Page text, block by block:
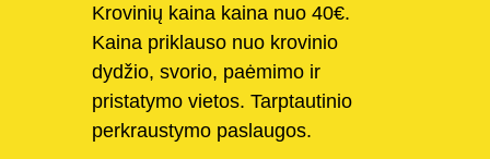
Krovinių kaina kaina nuo 40€.
Kaina priklauso nuo krovinio
dydžio, svorio, paėmimo ir
pristatymo vietos. Tarptautinio
perkraustymo paslaugos.